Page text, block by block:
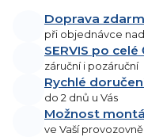
Doprava
při objednávce
SERVIS po celé
záruční i pozáruční
Rychlé
do 2 dnů u Vás
Možnost
ve Vaší provozovně